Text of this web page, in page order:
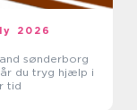
2026
sønderborg
du tryg hjælp i
tid